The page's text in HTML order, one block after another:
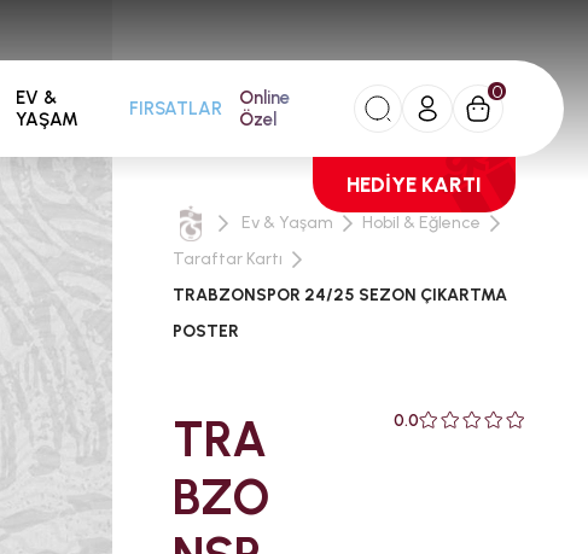
EV &
YAŞAM
FIRSATLAR
Online
Özel
0
HEDİYE KARTI
Ev & Yaşam
Hobil & Eğlence
Taraftar Kartı
TRABZONSPOR 24/25 SEZON ÇIKARTMA
POSTER
TRA
BZO
0.0